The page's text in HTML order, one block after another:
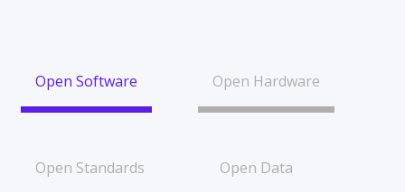
Open Software Open Hardware
Open Standards Open Data